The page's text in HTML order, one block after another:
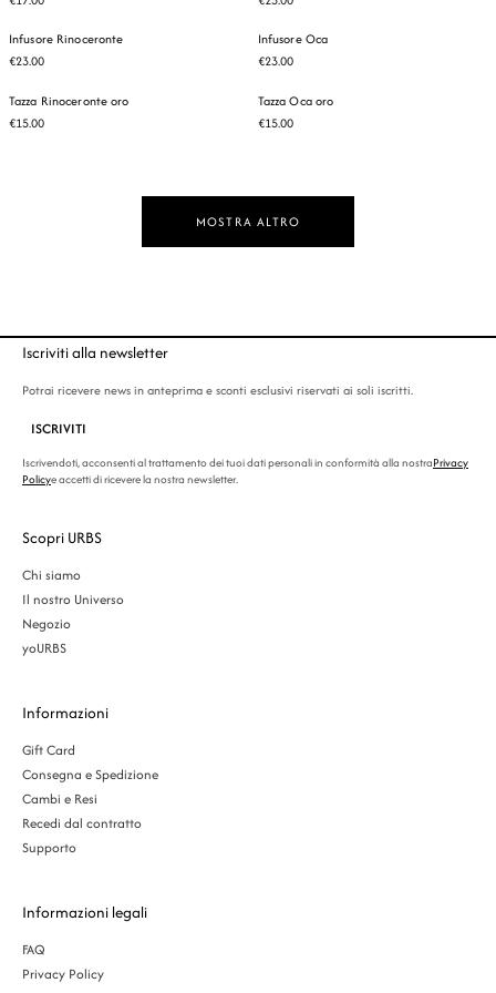
Infusore Rinoceronte
€23.00
Infusore Oca
€23.00
Tazza Rinoceronte oro
€15.00
Tazza Oca oro
€15.00
MOSTRA ALTRO
Iscriviti alla newsletter
Potrai ricevere news in anteprima e sconti esclusivi riservati ai soli iscritti.
ISCRIVITI
Iscrivendoti, acconsenti al trattamento dei tuoi dati personali in conformità alla nostraPrivacy
Policye accetti di ricevere la nostra newsletter.
Scopri URBS
Chi siamo
Il nostro Universo
Negozio
yoURBS
Informazioni
Gift Card
Consegna e Spedizione
Cambi e Resi
Recedi dal contratto
Supporto
Informazioni legali
FAQ
Privacy Policy